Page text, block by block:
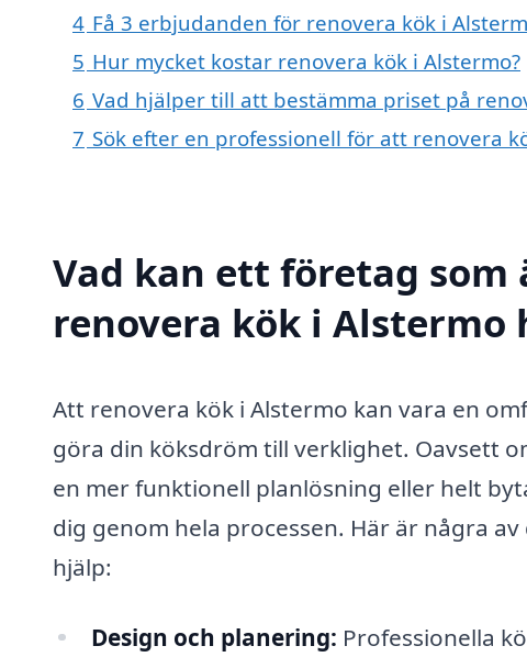
4 Få 3 erbjudanden för renovera kök i
5 Hur mycket kostar renovera kök i Alstermo?
6 Vad hjälper till att bestämma priset på
7 Sök efter en professionell för att renovera
Vad kan ett företag som
renovera kök i Alstermo
Att renovera kök i Alstermo kan vara en
göra din köksdröm till verklighet. Oavsett
en mer funktionell planlösning eller helt
dig genom hela processen. Här är några
hjälp:
Design och planering: Professionella